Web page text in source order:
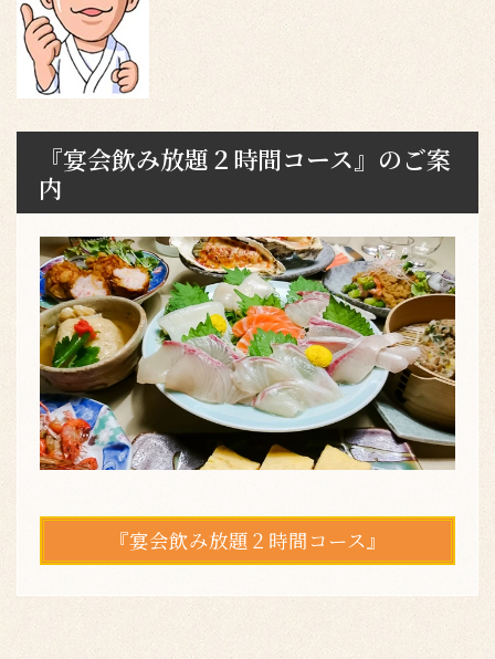
『宴会飲み放題２時間コース』のご案
内
『宴会飲み放題２時間コース』